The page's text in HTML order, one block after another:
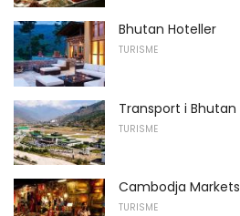
Bhutan Hoteller
TURISME
Transport i Bhutan
TURISME
Cambodja Markets
TURISME